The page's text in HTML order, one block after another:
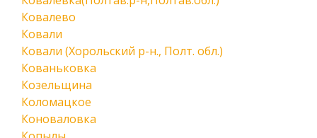
Ковалево
Ковали
Ковали (Хорольский р-н., Полт. обл.)
Кованьковка
Козельщина
Коломацкое
Коноваловка